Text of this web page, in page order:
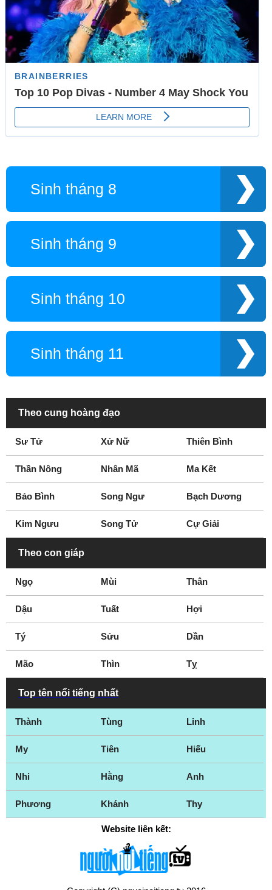
Sinh tháng 8
Sinh tháng 9
Sinh tháng 10
Sinh tháng 11
Theo cung hoàng đạo
Sư Tử Xử Nữ Thiên Bình
Thần Nông Nhân Mã Ma Kết
Bảo Bình Song Ngư Bạch Dương
Kim Ngưu Song Tử Cự Giải
Theo con giáp
Ngọ Mùi Thân
Dậu Tuất Hợi
Tý Sửu Dần
Mão Thìn Tỵ
Top tên nổi tiếng nhất
Thành Tùng Linh
My Tiên Hiếu
Nhi Hằng Anh
Phương Khánh Thy
Website liên kết: